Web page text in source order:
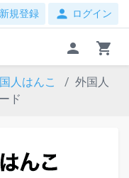
新規登録 person ログイン
person shopping_cart
人はんこ
外国人
ド